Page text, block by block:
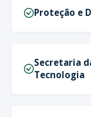
Proteção e
Secretaria
Tecnologia